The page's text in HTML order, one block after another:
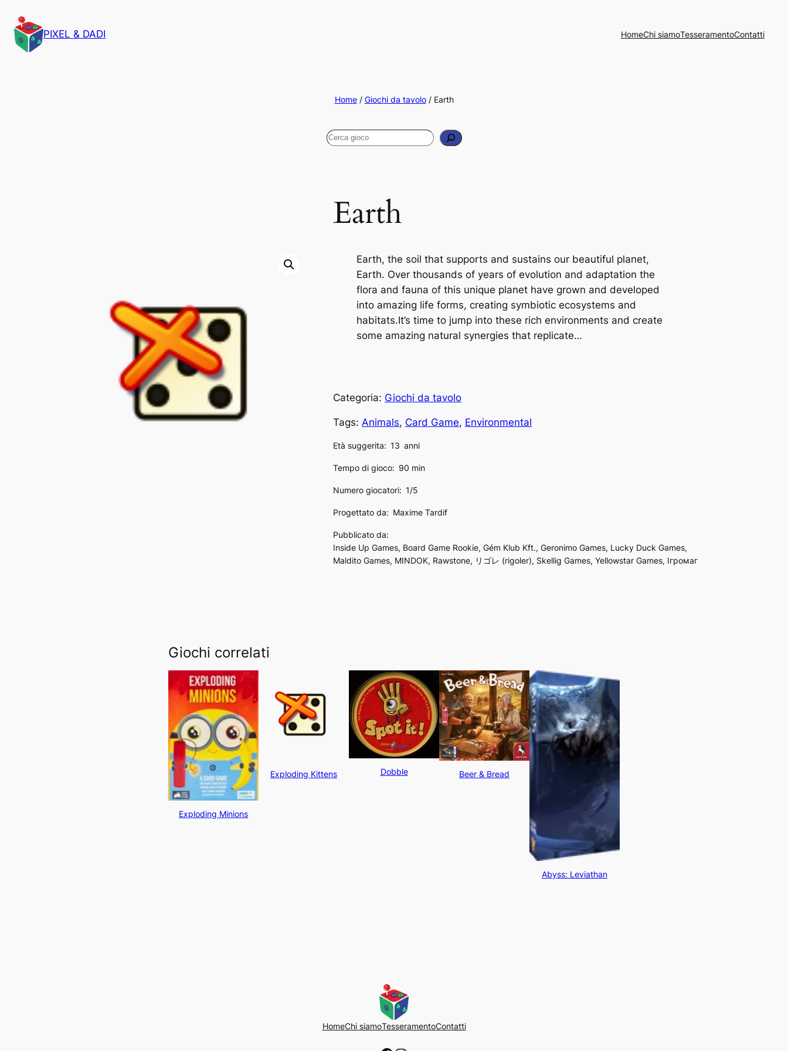
PIXEL & DADI HomeChi siamoTesseramentoContatti
Home/ Giochi da tavolo/ Earth
Cerca
Earth
Earth, the soil that supports and sustains our beautiful planet,
Earth. Over thousands of years of evolution and adaptation the
flora and fauna of this unique planet have grown and developed
into amazing life forms, creating symbiotic ecosystems and
habitats.It’s time to jump into these rich environments and create
some amazing natural synergies that replicate…
Categoria: Giochi da tavolo
Tags: Animals, Card Game, Environmental
Età suggerita: 13 anni
Tempo di gioco: 90 min
Numero giocatori: 1/5
Progettato da: Maxime Tardif
Pubblicato da:
Inside Up Games, Board Game Rookie, Gém Klub Kft., Geronimo Games, Lucky Duck Games,
Maldito Games, MINDOK, Rawstone, リゴレ (rigoler), Skellig Games, Yellowstar Games, Ігромаг
Giochi correlati
Exploding Minions
Exploding Kittens Dobble Beer & Bread
Abyss: Leviathan
HomeChi siamoTesseramentoContatti